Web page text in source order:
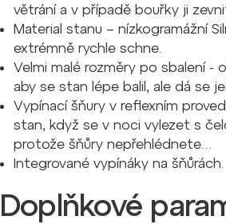
větrání a v případě bouřky ji
Material stanu – nízkogramážní
extrémně rychle schne.
Velmi malé rozměry po sbalení -
aby se stan lépe balil, ale dá se
Vypínací šňury v reflexním
stan, když se v noci vylezet s
protože šňůry nepřehlédnete…
Integrované vypínáky na šňůrách.
Doplňkové